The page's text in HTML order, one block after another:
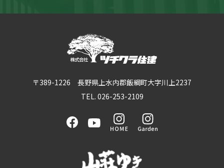
〒389-1226 長野県上水内郡飯綱町大字川上2237
TEL. 026-253-2109